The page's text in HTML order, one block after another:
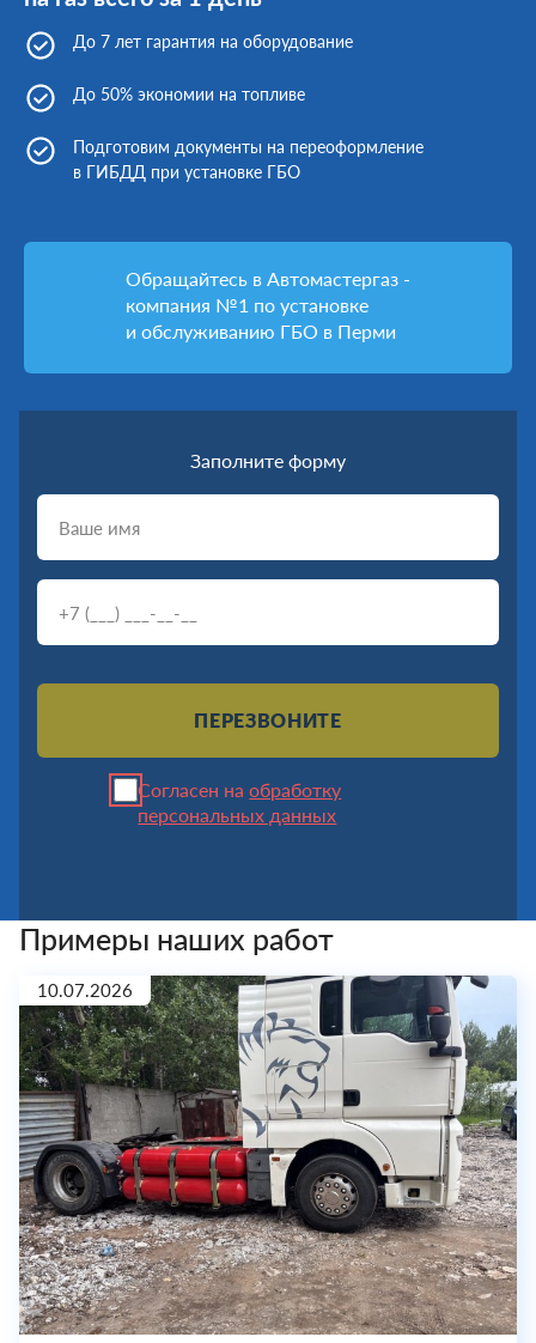
До 7 лет гарантия на оборудование
До 50% экономии на топливе
Подготовим документы на переоформление
в ГИБДД при установке ГБО
Обращайтесь в Автомастергаз -
компания №1 по установке
и обслуживанию ГБО в Перми
Заполните форму
ПЕРЕЗВОНИТЕ
Согласен наобработку
персональных данных
Примеры наших работ
10.07.2026